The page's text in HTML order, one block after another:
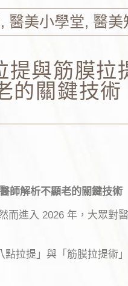
, 醫美小學堂, 醫美
與筋膜拉
的關鍵技術
師解析不顯老的關鍵技術
進入 2026 年，大眾對
拉提」與「筋膜拉提術